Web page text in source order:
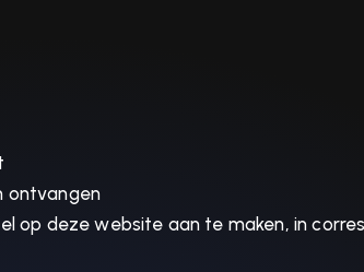
ontvangen
op deze website aan te maken, in